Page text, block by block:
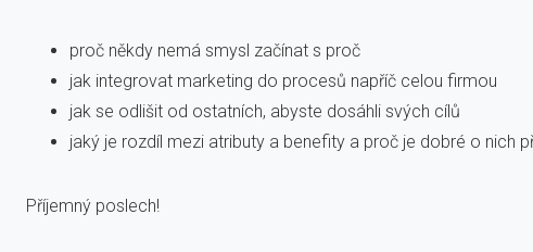
proč někdy nemá smysl začínat s proč
jak integrovat marketing do procesů napříč celou firmou
jak se odlišit od ostatních, abyste dosáhli svých cílů
jaký je rozdíl mezi atributy a benefity a proč je dobré o nich
Příjemný poslech!